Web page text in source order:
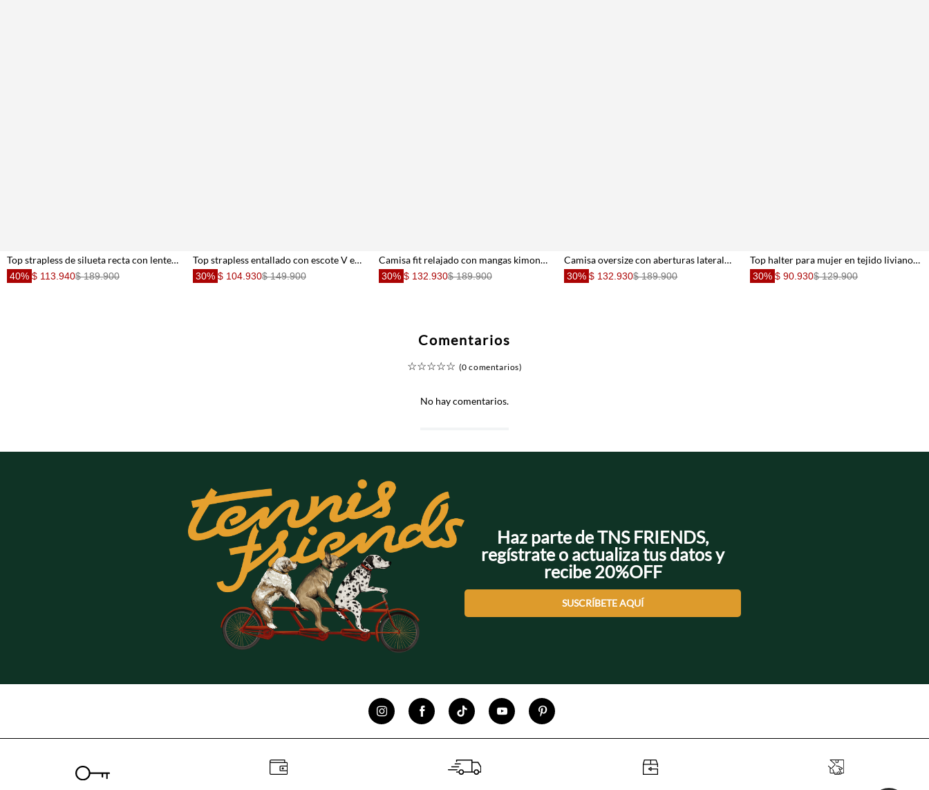
Top strapless de silueta recta con lentejuelas en beige para mujer
40% $ 113.940$ 189.900
Top strapless entallado con escote V en algodón negro para mujer
30% $ 104.930$ 149.900
Camisa fit relajado con mangas kimono en lino amarillo pastel para mujer
30% $ 132.930$ 189.900
Camisa oversize con aberturas laterales en algodón beige para mujer
30% $ 132.930$ 189.900
Top halter para mujer en tejido liviano arena holgado con escote en V
30% $ 90.930$ 129.900
Comentarios
☆☆☆☆☆ (0 comentarios)
No hay comentarios.
Haz parte de TNS FRIENDS,
regístrate o actualiza tus datos y
recibe 20%OFF
SUSCRÍBETE AQUÍ